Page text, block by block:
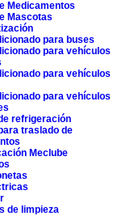
Medicamentos
Mascotas
para buses
para vehículos
para vehículos
para vehículos
refrigeración
traslado de
Meclube
de limpieza